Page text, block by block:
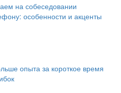
на собеседовании
особенности и акценты
опыта за короткое время